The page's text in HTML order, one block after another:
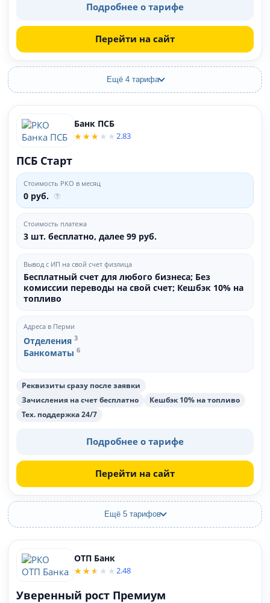
Подробнее о тарифе
Перейти на сайт
Ещё 4 тарифа
Банк ПСБ
2.83
ПСБ Старт
Стоимость РКО в месяц
0 руб.
Стоимость платежа
3 шт. бесплатно, далее 99 руб.
Вывод с ИП на свой счет физлица
Бесплатный счет для любого бизнеса; Без
комиссии переводы на свой счет; Кешбэк 10% на
топливо
Адреса в Перми
Отделения3
Банкоматы6
Реквизиты сразу после заявки
Зачисления на счет бесплатно
Кешбэк 10% на топливо
Тех. поддержка 24/7
Подробнее о тарифе
Перейти на сайт
Ещё 5 тарифов
ОТП Банк
2.48
Уверенный рост Премиум